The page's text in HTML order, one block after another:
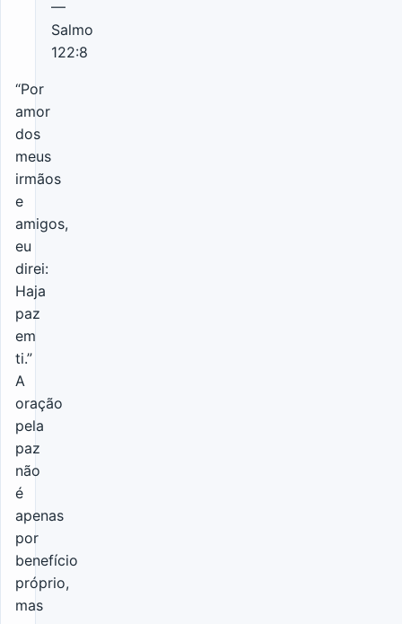
—
Salmo
122:8
“Por
amor
dos
meus
irmãos
e
amigos,
eu
direi:
Haja
paz
em
ti.”
A
oração
pela
paz
não
é
apenas
por
benefício
próprio,
mas